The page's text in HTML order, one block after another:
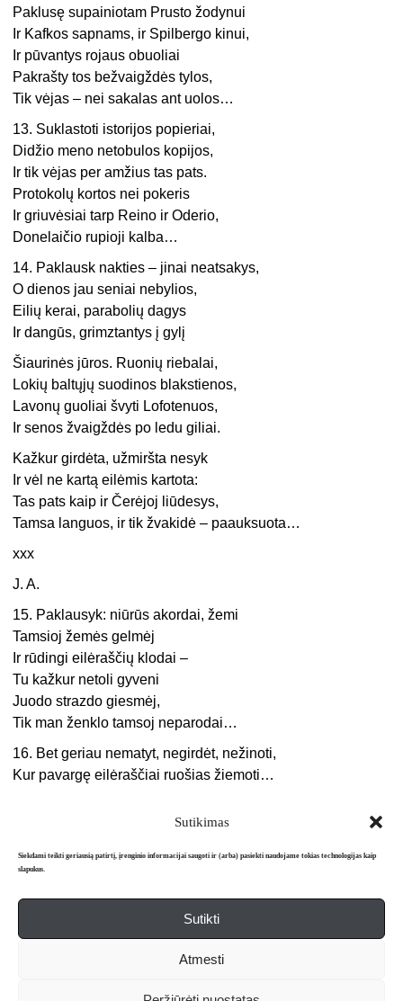
Sutikimas
Siekdami teikti geriausią patirtį, įrenginio informacijai saugoti ir (arba) pasiekti naudojame tokias technologijas kaip
slapukus.
Sutikti
Atmesti
Paklusę supainiotam Prusto žodynui
Ir Kafkos sapnams, ir Spilbergo kinui,
Ir pūvantys rojaus obuoliai
Pakrašty tos bežvaigždės tylos,
Tik vėjas – nei sakalas ant uolos…
13. Suklastoti istorijos popieriai,
Didžio meno netobulos kopijos,
Ir tik vėjas per amžius tas pats.
Protokolų kortos nei pokeris
Ir griuvėsiai tarp Reino ir Oderio,
Donelaičio rupioji kalba…
14. Paklausk nakties – jinai neatsakys,
O dienos jau seniai nebylios,
Eilių kerai, parabolių dagys
Ir dangūs, grimztantys į gylį
Šiaurinės jūros. Ruonių riebalai,
Lokių baltųjų suodinos blakstienos,
Lavonų guoliai švyti Lofotenuos,
Ir senos žvaigždės po ledu giliai.
Kažkur girdėta, užmiršta nesyk
Ir vėl ne kartą eilėmis kartota:
Tas pats kaip ir Čerėjoj liūdesys,
Tamsa languos, ir tik žvakidė – paauksuota…
xxx
J. A.
15. Paklausyk: niūrūs akordai, žemi
Tamsioj žemės gelmėj
Ir rūdingi eilėraščių klodai –
Tu kažkur netoli gyveni
Juodo strazdo giesmėj,
Tik man ženklo tamsoj neparodai…
16. Bet geriau nematyt, negirdėt, nežinoti,
Kur pavargę eilėraščiai ruošias žiemoti…
Apie mus Redakcija Prenumerata